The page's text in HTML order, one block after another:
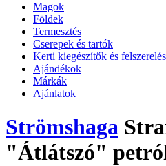
Magok
Földek
Termesztés
Cserepek és tartók
Kerti kiegészítők és
Ajándékok
Márkák
Ajánlatok
Strömshaga
"Átlátszó"